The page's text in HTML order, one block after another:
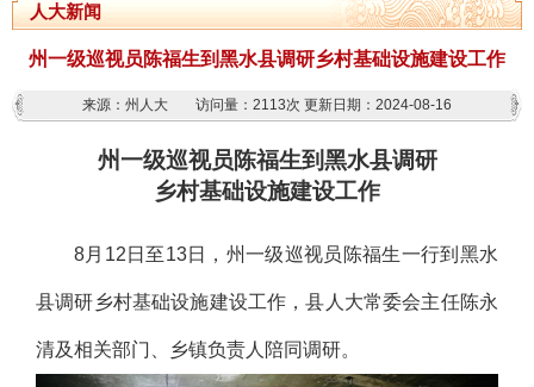
人大新闻
州一级巡视员陈福生到黑水县调研乡村基础设施建设工作
来源：州人大 访问量： 2113次 更新日期：2024-08-16
州一级巡视员陈福生到黑水县调研
乡村基础设施建设工作
8月12日至13日，州一级巡视员陈福生一行到黑水
县调研乡村基础设施建设工作，县人大常委会主任陈永
清及相关部门、乡镇负责人陪同调研。